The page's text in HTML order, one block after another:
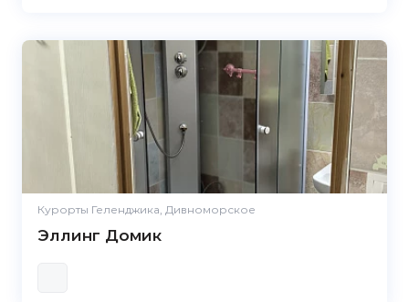
Курорты Геленджика, Дивноморское
Эллинг Домик